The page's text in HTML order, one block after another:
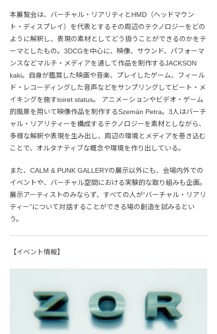
本展覧会は、バーチャル・リアリティとHMD（ヘッドマウン
ト・ディスプレイ）を代表とするその周辺のテクノロジーをどの
ように解釈し、表現の素材としてどう扱うことができるのかをテ
ーマとしたもの。3DCGを中心に、映像、サウンド、パフォーマ
ンスなどマルチ・メディアを通して作品を制作するJACKSON
kaki。自身が鑑賞した映画や音楽、プレイしたゲーム、フィール
ド・レコーディングした音声などをサンプリングしてビート・メ
イキングを施すtoiret status。 アニメーションやビデオ・ゲーム
的風景を用いて映像作品を制作するSzemán Petra。3人はバーチ
ャル・リアリティーを構成するテクノロジーを素材としながら、
多様な解釈や表現を生み出し、周辺の環境とメディアを巻き込む
ことで、オルタナティブな概念や環境を作り出している。
また、CALM & PUNK GALLERYの展示以外にも、会場内外での
イベントや、バーチャル空間における実験的な取り組みも企画。
展示アーティストのみならず、すべての人が“バーチャル・リアリ
ティー”について対話することができる場の創造を試みるとい
う。
【イベント情報】